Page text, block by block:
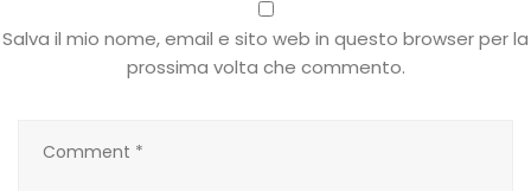
T-shirt
Salva il mio nome, email e sito web in questo browser per la
prossima volta che commento.